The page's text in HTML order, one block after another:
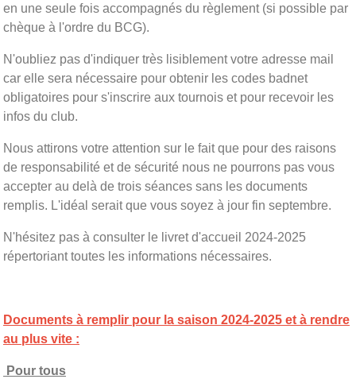
en une seule fois accompagnés du règlement (si possible par
chèque à l'ordre du BCG).
N'oubliez pas d'indiquer très lisiblement votre adresse mail
car elle sera nécessaire pour obtenir les codes badnet
obligatoires pour s'inscrire aux tournois et pour recevoir les
infos du club.
Nous attirons votre attention sur le fait que pour des raisons
de responsabilité et de sécurité nous ne pourrons pas vous
accepter au delà de trois séances sans les documents
remplis. L'idéal serait que vous soyez à jour fin septembre.
N'hésitez pas à consulter le livret d'accueil 2024-2025
répertoriant toutes les informations nécessaires.
Documents à remplir pour la saison 2024-2025 et à rendre
au plus vite :
Pour tous